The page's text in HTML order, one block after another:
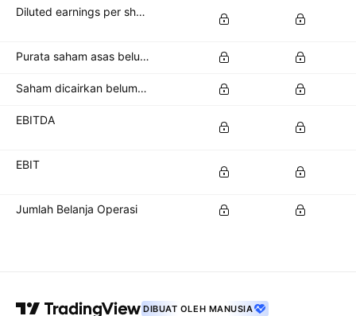
Diluted earnings per share (diluted EPS)
Purata saham asas belum jelas
Saham dicairkan belum jelas
EBITDA
EBIT
Jumlah Belanja Operasi
DIBUAT OLEH MANUSIA